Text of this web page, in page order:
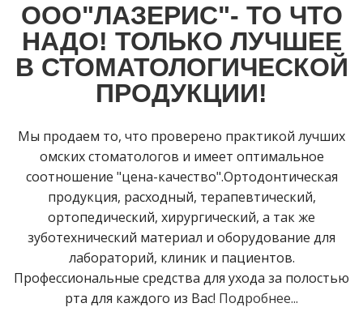
ООО"ЛАЗЕРИС"- ТО ЧТО
НАДО! ТОЛЬКО ЛУЧШЕЕ
В СТОМАТОЛОГИЧЕСКОЙ
ПРОДУКЦИИ!
Мы продаем то, что проверено практикой лучших
омских стоматологов и имеет оптимальное
соотношение "цена-качество".Ортодонтическая
продукция, расходный, терапевтический,
ортопедический, хирургический, а так же
зуботехнический материал и оборудование для
лабораторий, клиник и пациентов.
Профессиональные средства для ухода за полостью
рта для каждого из Вас! Подробнее...